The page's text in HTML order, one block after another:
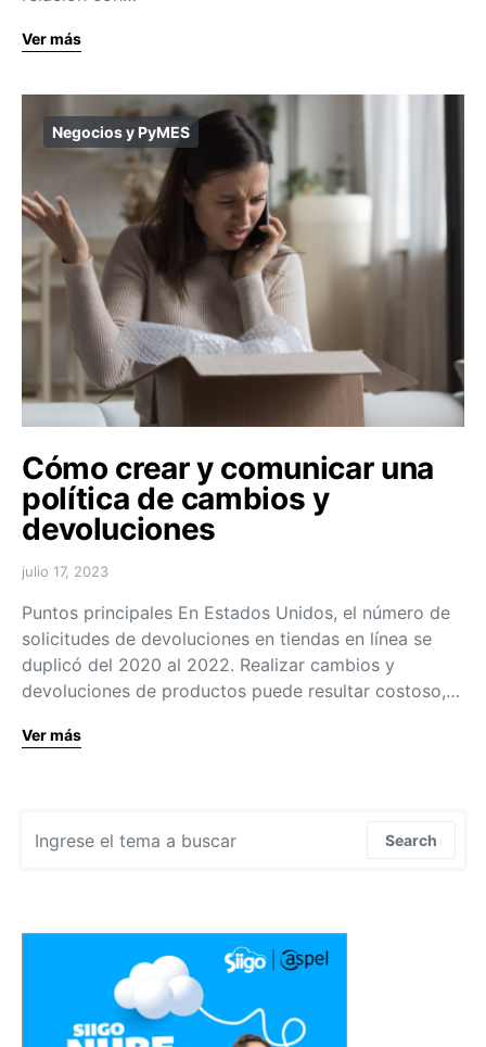
Ver más
Negocios y PyMES
Cómo crear y comunicar una
política de cambios y
devoluciones
julio 17, 2023
Puntos principales En Estados Unidos, el número de
solicitudes de devoluciones en tiendas en línea se
duplicó del 2020 al 2022. Realizar cambios y
devoluciones de productos puede resultar costoso,…
Ver más
Search